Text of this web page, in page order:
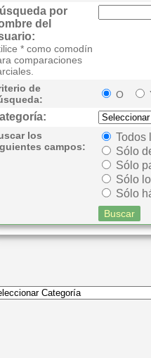
por
del
* como comodín
comparaciones
de
O
los
campos:
Todos
Sólo
Sólo
Sólo
Sólo